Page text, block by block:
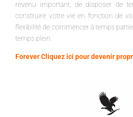
revenu important, de disposer de
construire votre vie en fonction de
flexibilité de commencer à temps
temps plein.
Forever Cliquez ici pour devenir